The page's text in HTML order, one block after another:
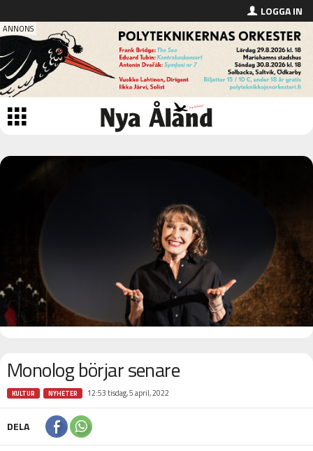
LOGGA IN
Monolog börjar senare
KULTUR NYHETER 12:53 tisdag, 5 april, 2022
DELA